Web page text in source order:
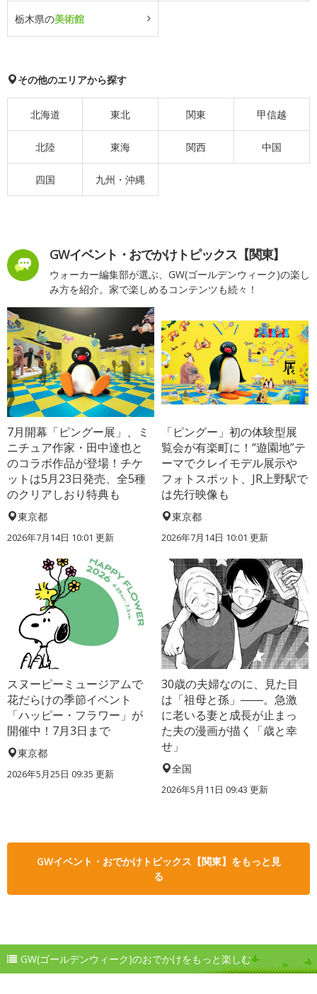
栃木県の美術館
その他のエリアから探す
北海道 東北 関東 甲信越
北陸 東海 関西 中国
四国 九州・沖縄
GWイベント・おでかけトピックス【関東】
ウォーカー編集部が選ぶ、GW(ゴールデンウィーク)の楽し
み方を紹介。家で楽しめるコンテンツも続々！
7月開幕「ピングー展」、ミ
ニチュア作家・田中達也と
のコラボ作品が登場！チケ
ットは5月23日発売、全5種
のクリアしおり特典も
東京都
2026年7月14日 10:01 更新
「ピングー」初の体験型展
覧会が有楽町に！“遊園地”テ
ーマでクレイモデル展示や
フォトスポット、JR上野駅で
は先行映像も
東京都
2026年7月14日 10:01 更新
スヌーピーミュージアムで
花だらけの季節イベント
「ハッピー・フラワー」が
開催中！7月3日まで
東京都
2026年5月25日 09:35 更新
30歳の夫婦なのに、見た目
は「祖母と孫」――。急激
に老いる妻と成長が止まっ
た夫の漫画が描く「歳と幸
せ」
全国
2026年5月11日 09:43 更新
GWイベント・おでかけトピックス【関東】をもっと見
る
GW(ゴールデンウィーク)のおでかけをもっと楽しむ